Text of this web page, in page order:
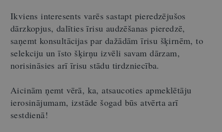
Ikviens interesents varēs sastapt pieredzējušos
dārzkopjus, dalīties īrisu audzēšanas pieredzē,
saņemt konsultācijas par dažādām īrisu šķirnēm, to
selekciju un īsto šķirņu izvēli savam dārzam,
norisināsies arī īrisu stādu tirdzniecība.
Aicinām ņemt vērā, ka, atsaucoties apmeklētāju
ierosinājumam, izstāde šogad būs atvērta arī
sestdienā!